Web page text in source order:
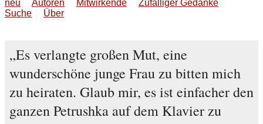
neu Autoren Mitwirkende
Zufälliger Gedanke
Suche
Über
Es verlangte großen Mut, eine
wunderschöne junge Frau zu bitten mich
zu heiraten. Glaub mir, es ist einfacher den
ganzen Petrushka auf dem Klavier zu